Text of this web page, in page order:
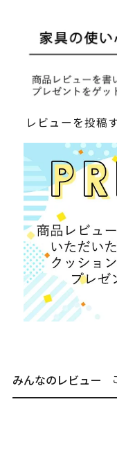
レビューを投稿
みんなのレビュー